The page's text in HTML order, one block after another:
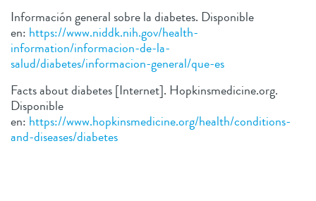
Información general sobre la diabetes. Disponible
en: https://www.niddk.nih.gov/health-
information/informacion-de-la-
salud/diabetes/informacion-general/que-es
Facts about diabetes [Internet]. Hopkinsmedicine.org.
Disponible
en: https://www.hopkinsmedicine.org/health/conditions-
and-diseases/diabetes